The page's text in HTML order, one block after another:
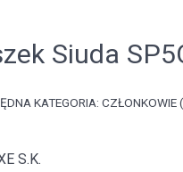
Siuda
KATEGORIA:CZŁONKOWIE
S.K.